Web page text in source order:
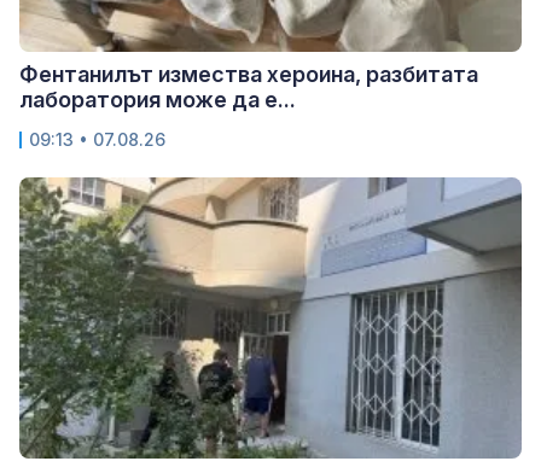
Фентанилът измества хероина, разбитата
лаборатория може да е...
09:13 • 07.08.26